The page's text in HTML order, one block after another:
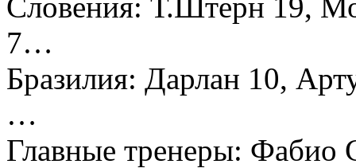
7…
Бразилия: Дарлан 10,
…
Главные тренеры: Фабио